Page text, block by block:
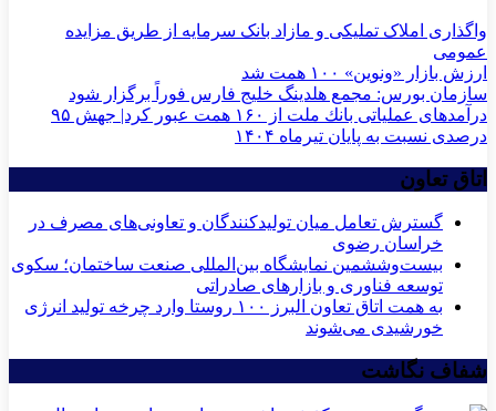
واگذاری املاک تملیکی و مازاد بانک سرمایه از طریق مزایده
عمومی
ارزش بازار «ونوین» ۱۰۰ همت شد
سازمان بورس: مجمع هلدینگ خلیج فارس فوراً برگزار شود
درآمدهای عملیاتی بانك ملت از ۱۶۰ همت عبور كرد| جهش ۹۵
درصدی نسبت به پایان تیرماه ۱۴۰۴
اتاق تعاون
گسترش تعامل میان تولیدکنندگان و تعاونی‌های مصرف در
خراسان رضوی
بیست‌وششمین نمایشگاه بین‌المللی صنعت ساختمان؛ سکوی
توسعه فناوری و بازارهای صادراتی
به همت اتاق تعاون البرز ۱۰۰ روستا وارد چرخه تولید انرژی
خورشیدی می‌شوند
شفاف نگاشت